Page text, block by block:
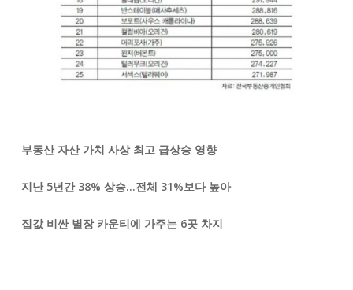
부동산 자산 가치 사상 최고 급상승 영향
지난 5년간 38% 상승…전체 31%보다 높아
집값 비싼 별장 카운티에 가주는 6곳 차지